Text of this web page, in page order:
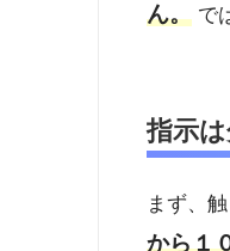
ん。 で
指示
まず、
から１